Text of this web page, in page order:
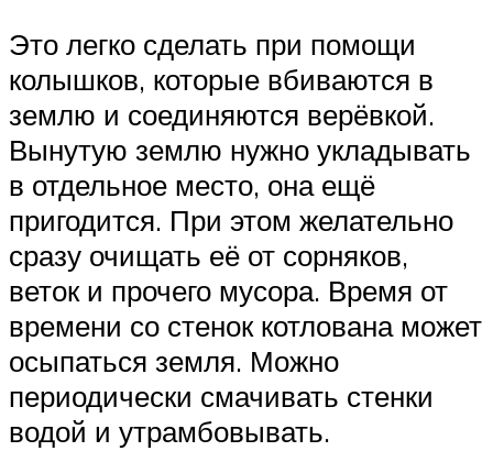
Это легко сделать при помощи
колышков, которые вбиваются в
землю и соединяются верёвкой.
Вынутую землю нужно укладывать
в отдельное место, она ещё
пригодится. При этом желательно
сразу очищать её от сорняков,
веток и прочего мусора. Время от
времени со стенок котлована может
осыпаться земля. Можно
периодически смачивать стенки
водой и утрамбовывать.